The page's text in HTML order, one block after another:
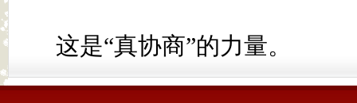
这是“真协商”的力量。